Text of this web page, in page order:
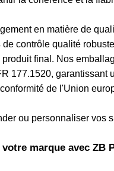
en matière de
contrôle qualité
final. Nos
177.1520, garantissant
de l'Union
ou personnaliser vos
marque avec ZB